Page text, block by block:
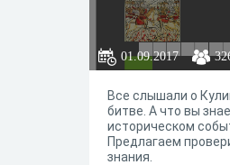
01.09.2017
Все слышали о
битве. А что вы
историческом
Предлагаем
знания.